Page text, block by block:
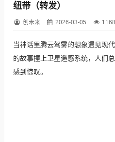
纽带（转发）
创未来 2026-03-05 1168
当神话里腾云驾雾的想象遇见现
的故事撞上卫星遥感系统，人们
感到惊叹。